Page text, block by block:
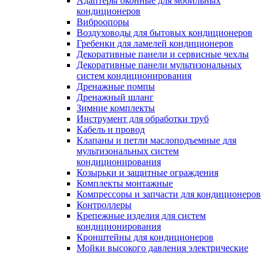
кондиционеров
Виброопоры
Воздуховоды для бытовых кондиционеров
Гребенки для ламелей кондиционеров
Декоративные панели и сервисные чехлы
Декоративные панели мультизональных
систем кондиционирования
Дренажные помпы
Дренажный шланг
Зимние комплекты
Инструмент для обработки труб
Кабель и провод
Клапаны и петли маслоподъемные для
мультизональных систем
кондиционирования
Козырьки и защитные ограждения
Комплекты монтажные
Компрессоры и запчасти для кондиционеров
Контроллеры
Крепежные изделия для систем
кондиционирования
Кронштейны для кондиционеров
Мойки высокого давления электрические